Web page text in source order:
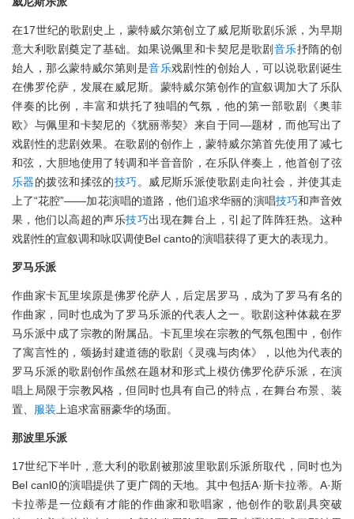
在17世纪的歌剧史上，蒙特威尔第创立了威尼斯歌剧乐派，为早期
意大利歌剧奠定了基础。如果说佩里和卡契尼是歌剧 音乐抒隋的创
始人，那么蒙特威尔第则是音乐戏剧性的创始人，可以说歌剧诞生
在佛罗伦萨，发展在威尼斯。蒙特威尔第创作的宣叙调加大了乐队
伴奏的比例，丰富和烘托了独唱的气氛，他的第一部歌剧《奥菲
欧》与佩里和卡契尼的《犹丽蒂契》来自于同—题材，而他写出了
戏剧性的悲剧效果。在歌剧的创作上，蒙特威尔第首先使用了减七
和弦，大胆地使用了转调和半音音阶，在乐队伴奏上，他首创了弦
乐器的拨弦和揉弦的技巧。威尼斯乐派使歌剧走向社会，并使其走
上了“花腔”——加花演唱的道路，他们追求华丽的演唱技巧和声音效
果，他们以高超的声乐技巧出现在舞台上，引起了阵阵狂热。这种
戏剧性的宣叙调和咏叹调使Bel canto的演唱获得了更大的表现力。
罗马乐派
作曲家卡瓦里埃原是佛罗伦萨人，后定居罗马，成为了罗马有名的
作曲家，同时也成为了罗马乐派的代表人之一。歌剧这种体裁在罗
马乐派中成了宗教的附属品。卡瓦里埃在宗教的气氛包围中，创作
了寓言性的，颂扬封建道德的歌剧《灵魂与肉体》，以他为代表的
罗马乐派的歌剧创作虽然在题材和形式上模仿佛罗伦萨乐派，在演
唱上局限于宗教风格，但同时也具有自己的特点，在舞台布景、装
置、 服装 上追求富丽豪华的场面。
那波里乐派
17世纪下半叶，意大利的歌剧被那波里歌剧乐派所取代，同时也为
Bel canl0的演唱提供了更广阔的天地。其中包括A·斯卡拉蒂。A·斯
卡拉蒂是一位颇有才能的作曲家和歌唱家，他创作的歌剧具突破